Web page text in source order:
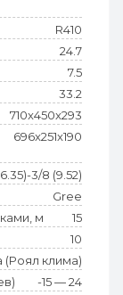
R410
24.7
7.5
33.2
710x450x293
696x251x190
3/8 (9.52)
Gree
м
15
10
(Роял клима)
-15 — 24